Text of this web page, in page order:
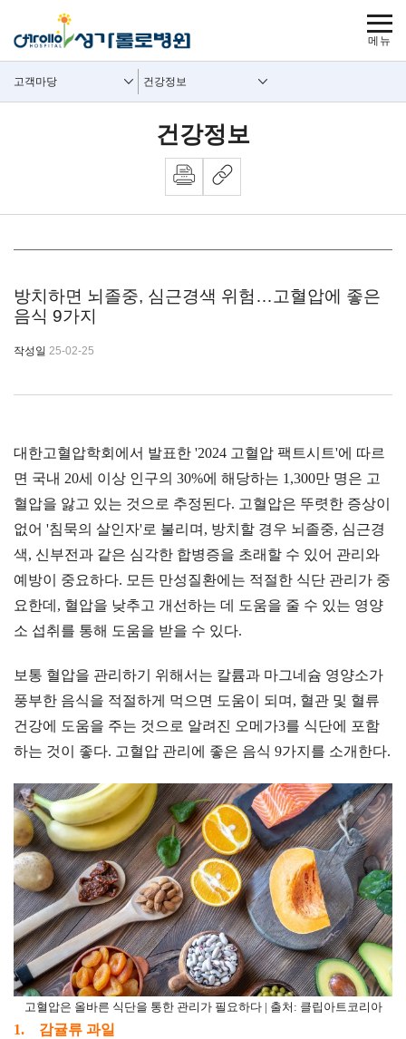
사이트
보조메뉴
고객마당 건강정보
건강정보
방치하면 뇌졸중, 심근경색 위험…고혈압에 좋은
음식 9가지
작성일 25-02-25
대한고혈압학회에서 발표한 '2024 고혈압 팩트시트'에 따르
면 국내 20세 이상 인구의 30%에 해당하는 1,300만 명은 고
혈압을 앓고 있는 것으로 추정된다. 고혈압은 뚜렷한 증상이
없어 '침묵의 살인자'로 불리며, 방치할 경우 뇌졸중, 심근경
색, 신부전과 같은 심각한 합병증을 초래할 수 있어 관리와
예방이 중요하다. 모든 만성질환에는 적절한 식단 관리가 중
요한데, 혈압을 낮추고 개선하는 데 도움을 줄 수 있는 영양
소 섭취를 통해 도움을 받을 수 있다.
보통 혈압을 관리하기 위해서는 칼륨과 마그네슘 영양소가
풍부한 음식을 적절하게 먹으면 도움이 되며, 혈관 및 혈류
건강에 도움을 주는 것으로 알려진 오메가3를 식단에 포함
하는 것이 좋다. 고혈압 관리에 좋은 음식 9가지를 소개한다.
고혈압은 올바른 식단을 통한 관리가 필요하다 | 출처: 클립아트코리아
1. 감귤류 과일